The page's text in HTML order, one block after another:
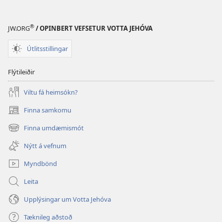
JW.ORG® / OPINBERT VEFSETUR VOTTA JEHÓVA
Útlitsstillingar
Flýtileiðir
Viltu fá heimsókn?
Finna samkomu
(opnast
í
nýjum
glugga)
Finna umdæmismót
(opnast
nýjum
glugga)
Nýtt á vefnum
Myndbönd
Leita
Upplýsingar um Votta Jehóva
Tæknileg aðstoð